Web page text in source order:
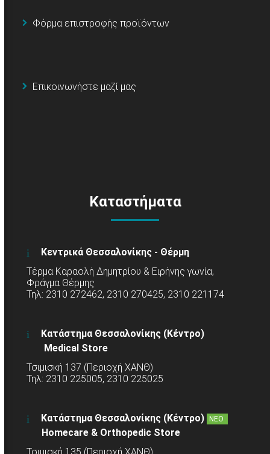
Φόρμα επιστροφής προϊόντων
Επικοινωνήστε μαζί μας
Καταστήματα
Κεντρικά Θεσσαλονίκης - Θέρμη
Τέρμα Καραολή Δημητρίου & Ειρήνης γωνία,
Φράγμα Θέρμης
Τηλ: 2310 272462, 2310 270425, 2310 221174
Κατάστημα Θεσσαλονίκης (Κέντρο)
Medical Store
Τσιμισκή 137 (Περιοχή ΧΑΝΘ)
Τηλ: 2310 225005, 2310 225025
Κατάστημα Θεσσαλονίκης (Κέντρο) ΝΕΟ
Homecare & Orthopedic Store